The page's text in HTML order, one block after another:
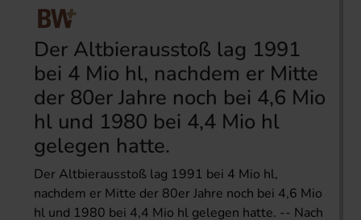
Der Altbierausstoß lag 1991
bei 4 Mio hl, nachdem er Mitte
der 80er Jahre noch bei 4,6 Mio
hl und 1980 bei 4,4 Mio hl
gelegen hatte.
Der Altbierausstoß lag 1991 bei 4 Mio hl,
nachdem er Mitte der 80er Jahre noch bei 4,6 Mio
hl und 1980 bei 4,4 Mio hl gelegen hatte. -- Nach